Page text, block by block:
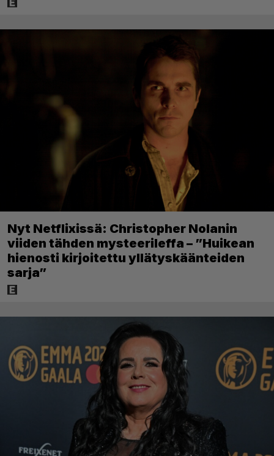
Nyt Netflixissä: Christopher Nolanin
viiden tähden mysteerileffa – ”Huikean
hienosti kirjoitettu yllätyskäänteiden
sarja”